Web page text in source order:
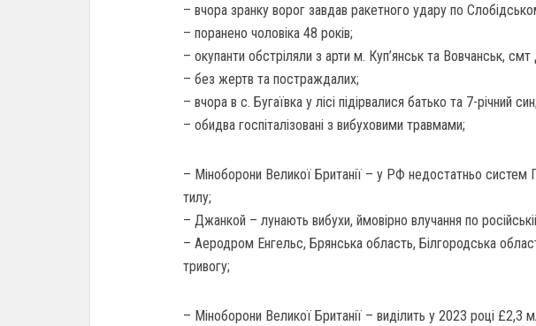
– вчора зранку ворог завдав ракетного удару по
– поранено чоловіка 48 років;
– окупанти обстріляли з арти м. Куп’янськ та Вовчанськ, смт
– без жертв та постраждалих;
– вчора в с. Бугаївка у лісі підірвалися батько та 7-річний син;
– обидва госпіталізовані з вибуховими травмами;
– Міноборони Великої Британії – у РФ недостатньо систем
тилу;
– Джанкой – лунають вибухи, ймовірно влучання по російській
– Аеродром Енгельс, Брянська область, Білгородська
тривогу;
– Міноборони Великої Британії – виділить у 2023 році £2,3